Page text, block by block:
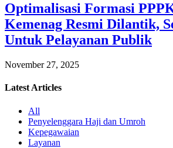
Optimalisasi Formasi
Kemenag Resmi Dilantik,
Untuk Pelayanan Publik
November 27, 2025
Latest Articles
All
Penyelenggara Haji dan Umroh
Kepegawaian
Layanan